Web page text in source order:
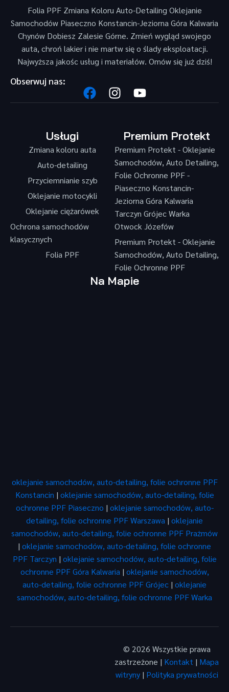
Folia PPF Zmiana Koloru Auto-Detailing Oklejanie
Samochodów Piaseczno Konstancin-Jeziorna Góra Kalwaria
Chynów Dobiesz Zalesie Górne. Zmień wygląd swojego
auta, chroń lakier i nie martw się o ślady eksploatacji.
Najwyższa jakośc usług i materiałów. Omów się już dziś!
Obserwuj nas:
Usługi
Zmiana koloru auta
Auto-detailing
Przyciemnianie szyb
Oklejanie motocykli
Oklejanie ciężarówek
Ochrona samochodów
klasycznych
Folia PPF
Premium Protekt
Premium Protekt - Oklejanie
Samochodów, Auto Detailing,
Folie Ochronne PPF -
Piaseczno Konstancin-
Jeziorna Góra Kalwaria
Tarczyn Grójec Warka
Otwock Józefów
Premium Protekt - Oklejanie
Samochodów, Auto Detailing,
Folie Ochronne PPF
Na Mapie
oklejanie samochodów, auto-detailing, folie ochronne PPF
Konstancin | oklejanie samochodów, auto-detailing, folie
ochronne PPF Piaseczno | oklejanie samochodów, auto-
detailing, folie ochronne PPF Warszawa | oklejanie
samochodów, auto-detailing, folie ochronne PPF Prażmów
| oklejanie samochodów, auto-detailing, folie ochronne
PPF Tarczyn | oklejanie samochodów, auto-detailing, folie
ochronne PPF Góra Kalwaria | oklejanie samochodów,
auto-detailing, folie ochronne PPF Grójec | oklejanie
samochodów, auto-detailing, folie ochronne PPF Warka
© 2026 Wszystkie prawa
zastrzeżone | Kontakt | Mapa
witryny| Polityka prywatności